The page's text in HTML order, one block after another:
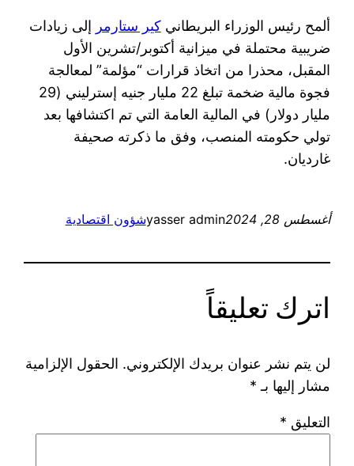
ألمح رئيس الوزراء البريطانيكير ستارمر إلى زيادات
ضريبية محتملة في ميزانية أكتوبر/تشرين الأول
المقبل، محذرا من اتخاذ قرارات “مؤلمة” لمعالجة
فجوة مالية ضخمة تبلغ 22 مليار جنيه إسترليني (29
مليار دولار) في المالية العامة التي تم اكتشافها بعد
تولي حكومته المنصب، وفق ما ذكرته صحيفة
غارديان.
أغسطس 28, 2024 yasser adminشؤون اقتصادية
اترك تعليقاً
لن يتم نشر عنوان بريدك الإلكتروني. الحقول الإلزامية
مشار إليها بـ *
التعليق *